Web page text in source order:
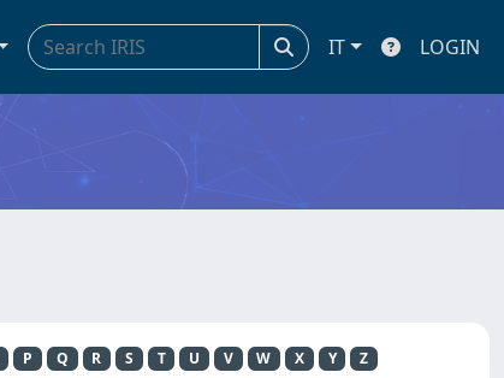
IT LOGIN
P Q R S T U V W X Y Z